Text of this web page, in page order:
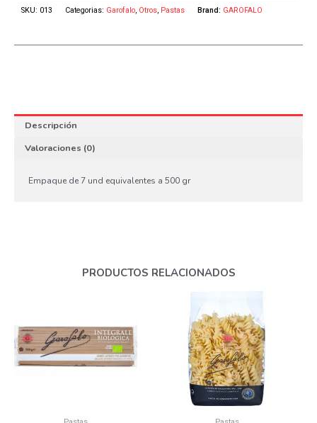
PRODUCTOS RELACIONADOS
SKU: 013 Categorias: Garofalo, Otros, Pastas Brand: GAROFALO
Descripción
Valoraciones (0)
Empaque de 7 und equivalentes a 500 gr